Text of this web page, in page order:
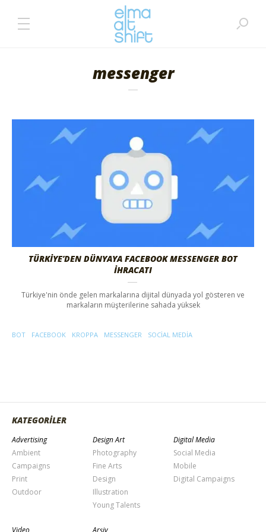
messenger
TÜRKIYE’DEN DÜNYAYA FACEBOOK MESSENGER BOT
İHRACATI
Türkiye'nin önde gelen markalarına dijital dünyada yol gösteren ve
markaların müşterilerine sahada yüksek
BOT FACEBOOK KROPPA MESSENGER SOCIAL MEDIA
KATEGORİLER
Advertising
Ambient
Campaigns
Print
Outdoor
Design Art
Photography
Fine Arts
Design
Illustration
Young Talents
Digital Media
Social Media
Mobile
Digital Campaigns
Video Arşiv